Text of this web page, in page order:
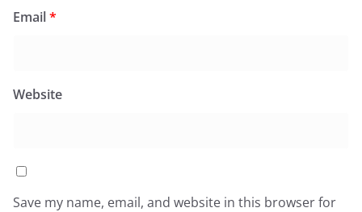
Email*
Website
Save my name, email, and website in this browser for